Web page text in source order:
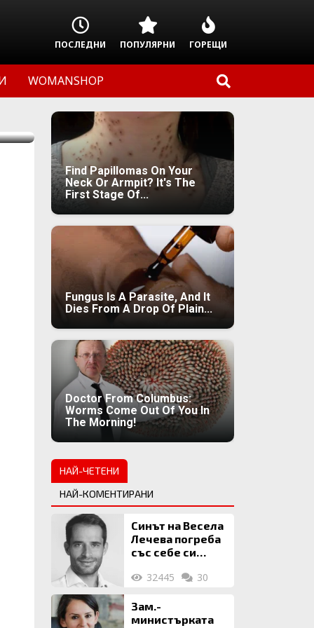
ПОСЛЕДНИ ПОПУЛЯРНИ ГОРЕЩИ
WOMANSHOP
Find Papillomas On Your
Neck Or Armpit? It's The
First Stage Of...
Fungus Is A Parasite, And It
Dies From A Drop Of Plain...
Doctor From Columbus:
Worms Come Out Of You In
The Morning!
НАЙ-ЧЕТЕНИ
НАЙ-КОМЕНТИРАНИ
Синът на Весела
Лечева погреба
със себе си
млн. евро
32445 30
Зам.-
министърката